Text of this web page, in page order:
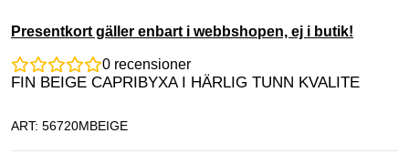
Presentkort gäller enbart i webbshopen, ej i butik!
0 recensioner
FIN BEIGE CAPRIBYXA I HÄRLIG TUNN KVALITE
ART: 56720MBEIGE